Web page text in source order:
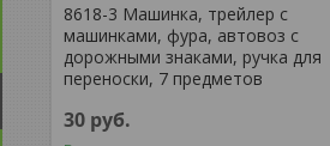
8618-3 Машинка, трейлер с
машинками, фура, автовоз с
дорожными знаками, ручка для
переноски, 7 предметов
30 руб.